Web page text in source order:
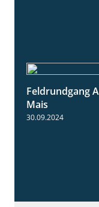
Feldrundgang
Mais
30.09.2024